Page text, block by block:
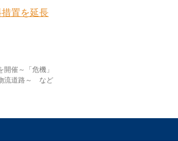
置を延長
催～「危機」
流道路～ など